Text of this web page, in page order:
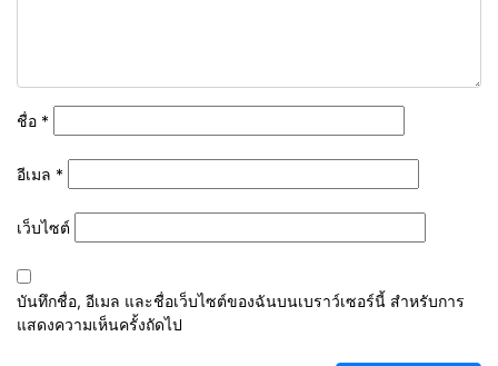
ชื่อ *
อีเมล *
เว็บไซต์
บันทึกชื่อ, อีเมล และชื่อเว็บไซต์ของฉันบนเบราว์เซอร์นี้ สำหรับการ
แสดงความเห็นครั้งถัดไป